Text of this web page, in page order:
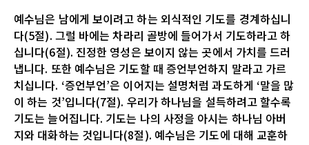
예수님은 남에게 보이려고 하는 외식적인 기도를 경계하십니
다(5절). 그럴 바에는 차라리 골방에 들어가서 기도하라고 하
십니다(6절). 진정한 영성은 보이지 않는 곳에서 가치를 드러
냅니다. 또한 예수님은 기도할 때 증언부언하지 말라고 가르
치십니다. ‘증언부언’은 이어지는 설명처럼 과도하게 ‘말을 많
이 하는 것’입니다(7절). 우리가 하나님을 설득하려고 할수록
기도는 늘어집니다. 기도는 나의 사정을 아시는 하나님 아버
지와 대화하는 것입니다(8절). 예수님은 기도에 대해 교훈하